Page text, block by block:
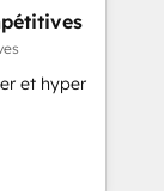
の確認 -要
ご提案 -お
ロジェクト
、ウェブ
、ビジュ
デジタル
提供してい
FB
et hyper
via